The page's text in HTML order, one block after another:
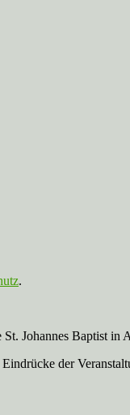
.
Johannes Baptist in
der